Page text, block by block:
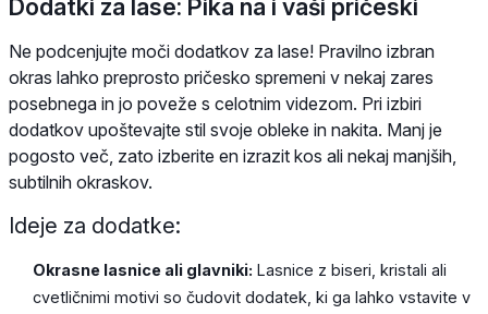
Dodatki za lase: Pika na i vaši pričeski
Ne podcenjujte moči dodatkov za lase! Pravilno izbran
okras lahko preprosto pričesko spremeni v nekaj zares
posebnega in jo poveže s celotnim videzom. Pri izbiri
dodatkov upoštevajte stil svoje obleke in nakita. Manj je
pogosto več, zato izberite en izrazit kos ali nekaj manjših,
subtilnih okraskov.
Ideje za dodatke:
Okrasne lasnice ali glavniki: Lasnice z biseri, kristali ali
cvetličnimi motivi so čudovit dodatek, ki ga lahko vstavite v